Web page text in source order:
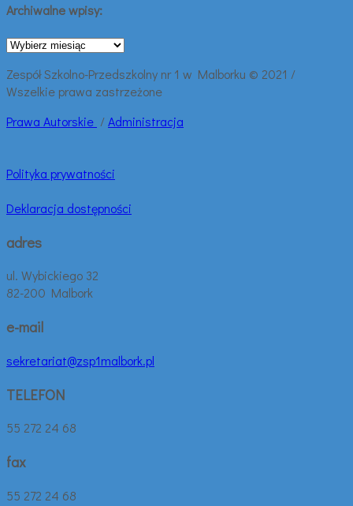
Archiwalne wpisy:
Archiwalne
Zespół Szkolno-Przedszkolny nr 1 w Malborku © 2021 /
Wszelkie prawa zastrzeżone
Prawa Autorskie /Administracja
Polityka prywatności
Deklaracja dostępności
adres
ul. Wybickiego 32
82-200 Malbork
e-mail
sekretariat@zsp1malbork.pl
TELEFON
55 272 24 68
fax
55 272 24 68